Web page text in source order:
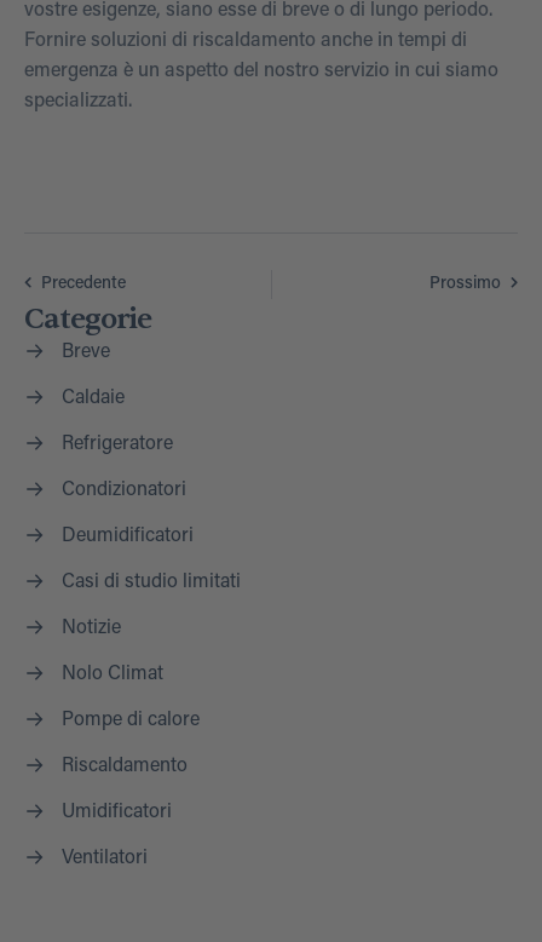
vostre esigenze, siano esse di breve o di lungo periodo.
Fornire soluzioni di riscaldamento anche in tempi di
emergenza è un aspetto del nostro servizio in cui siamo
specializzati.
Precedente Prossimo
Categorie
Breve
Caldaie
Refrigeratore
Condizionatori
Deumidificatori
Casi di studio limitati
Notizie
Nolo Climat
Pompe di calore
Riscaldamento
Umidificatori
Ventilatori